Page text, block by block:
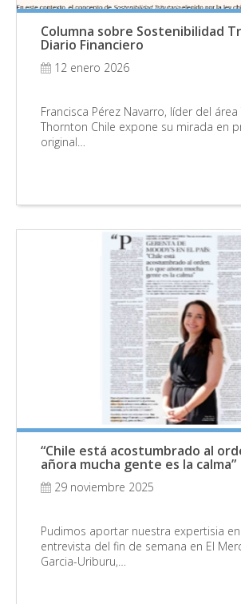
Columna sobre Sostenibilidad
Diario Financiero
12 enero 2026
Francisca Pérez Navarro, líder del área
Thornton Chile expone su mirada en
original…
“Chile está acostumbrado al
añora mucha gente es la calma”
29 noviembre 2025
Pudimos aportar nuestra expertisia
entrevista del fin de semana en El
Garcia-Uriburu,…